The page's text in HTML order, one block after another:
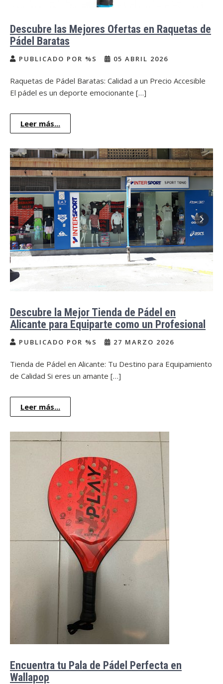
Descubre las Mejores Ofertas en Raquetas de
Pádel Baratas
PUBLICADO POR %S 05 ABRIL 2026
Raquetas de Pádel Baratas: Calidad a un Precio Accesible
El pádel es un deporte emocionante […]
Leer más...
Descubre la Mejor Tienda de Pádel en
Alicante para Equiparte como un Profesional
PUBLICADO POR %S 27 MARZO 2026
Tienda de Pádel en Alicante: Tu Destino para Equipamiento
de Calidad Si eres un amante […]
Leer más...
Encuentra tu Pala de Pádel Perfecta en
Wallapop